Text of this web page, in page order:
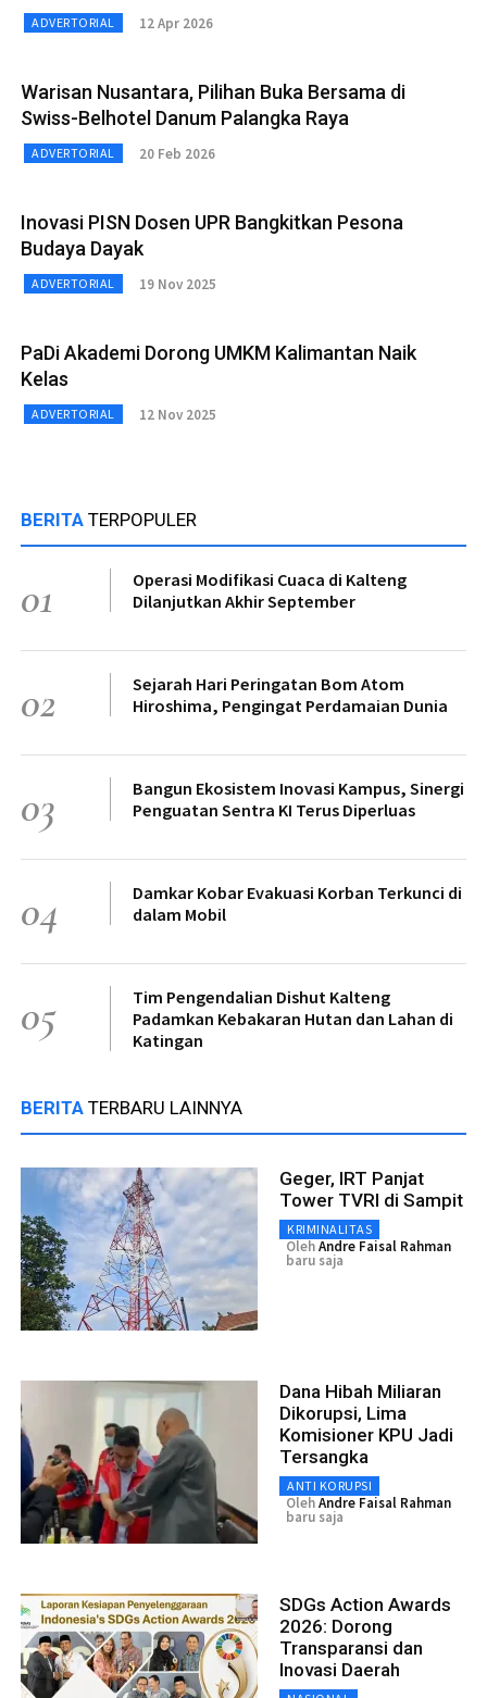
ADVERTORIAL 12 Apr 2026
Warisan Nusantara, Pilihan Buka Bersama di
Swiss-Belhotel Danum Palangka Raya
ADVERTORIAL 20 Feb 2026
Inovasi PISN Dosen UPR Bangkitkan Pesona
Budaya Dayak
ADVERTORIAL 19 Nov 2025
PaDi Akademi Dorong UMKM Kalimantan Naik
Kelas
ADVERTORIAL 12 Nov 2025
BERITA TERPOPULER
01
Operasi Modifikasi Cuaca di Kalteng
Dilanjutkan Akhir September
02
Sejarah Hari Peringatan Bom Atom
Hiroshima, Pengingat Perdamaian Dunia
03
Bangun Ekosistem Inovasi Kampus, Sinergi
Penguatan Sentra KI Terus Diperluas
04
Damkar Kobar Evakuasi Korban Terkunci di
dalam Mobil
05
Tim Pengendalian Dishut Kalteng
Padamkan Kebakaran Hutan dan Lahan di
Katingan
BERITA TERBARU LAINNYA
Geger, IRT Panjat
Tower TVRI di Sampit
KRIMINALITAS
OlehAndre Faisal Rahman
baru saja
Dana Hibah Miliaran
Dikorupsi, Lima
Komisioner KPU Jadi
Tersangka
ANTI KORUPSI
OlehAndre Faisal Rahman
baru saja
SDGs Action Awards
2026: Dorong
Transparansi dan
Inovasi Daerah